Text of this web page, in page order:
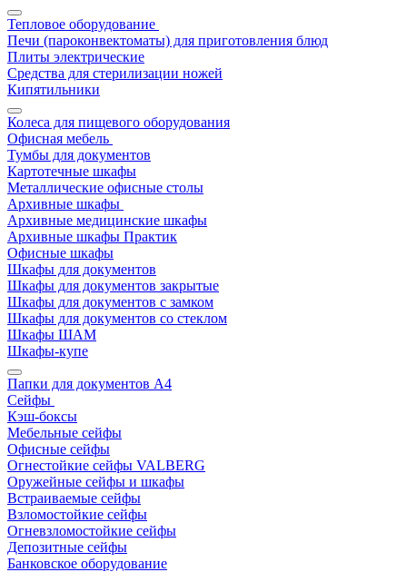
Тепловое оборудование
Печи (пароконвектоматы) для приготовления блюд
Плиты электрические
Средства для стерилизации ножей
Кипятильники
Колеса для пищевого оборудования
Офисная мебель
Тумбы для документов
Картотечные шкафы
Металлические офисные столы
Архивные шкафы
Архивные медицинские шкафы
Архивные шкафы Практик
Офисные шкафы
Шкафы для документов
Шкафы для документов закрытые
Шкафы для документов с замком
Шкафы для документов со стеклом
Шкафы ШАМ
Шкафы-купе
Папки для документов A4
Сейфы
Кэш-боксы
Мебельные сейфы
Офисные сейфы
Огнестойкие сейфы VALBERG
Оружейные сейфы и шкафы
Встраиваемые сейфы
Взломостойкие сейфы
Огневзломостойкие сейфы
Депозитные сейфы
Банковское оборудование